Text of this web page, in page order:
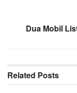
Dua Mobil
Related Posts